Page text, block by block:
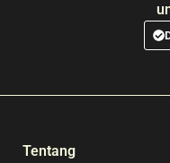
Tentang